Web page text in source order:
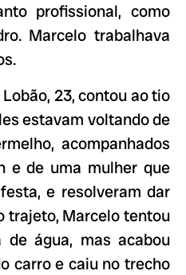
profissional, como
Marcelo trabalhava
23, contou ao tio
estavam voltando de
acompanhados
e de uma mulher que
e resolveram dar
trajeto, Marcelo tentou
água, mas acabou
carro e caiu no trecho